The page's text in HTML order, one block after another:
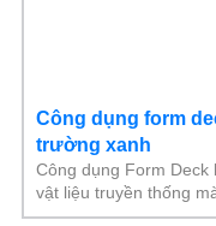
Công dụng form
trường xanh
Công dụng Form
vật liệu truyền thống
phần giảm thiểu khai